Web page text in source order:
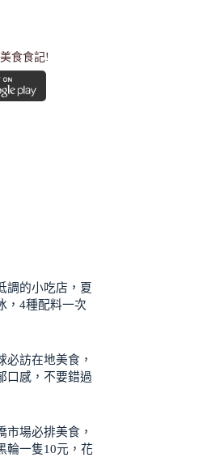
食食記!
調的小吃店，夏
，4種配料一次
訪在地美食，
口感，不要錯過
場必排美食，
輪一隻10元，花